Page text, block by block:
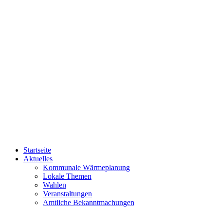
Startseite
Aktuelles
Kommunale Wärmeplanung
Lokale Themen
Wahlen
Veranstaltungen
Amtliche Bekanntmachungen